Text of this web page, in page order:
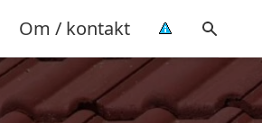
Om / kontakt